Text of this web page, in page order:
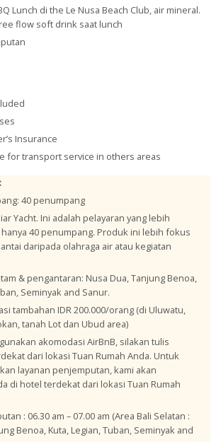
Lunch di the Le Nusa Beach Club, air mineral.
flow soft drink saat lunch
Insurance
for transport service in others areas
40 penumpang
Yacht. Ini adalah pelayaran yang lebih
40 penumpang. Produk ini lebih fokus
daripada olahraga air atau kegiatan
& pengantaran: Nusa Dua, Tanjung Benoa,
Seminyak and Sanur.
tambahan IDR 200.000/orang (di Uluwatu,
tanah Lot dan Ubud area)
akomodasi AirBnB, silakan tulis
dari lokasi Tuan Rumah Anda. Untuk
layanan penjemputan, kami akan
di hotel terdekat dari lokasi Tuan Rumah
: 06.30 am – 07.00 am (Area Bali Selatan :
Benoa, Kuta, Legian, Tuban, Seminyak and